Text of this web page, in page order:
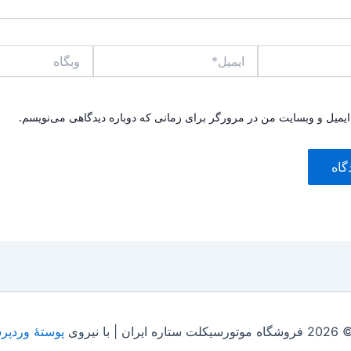
ایمیل و وبسایت من در مرورگر برای زمانی که دوباره دیدگاهی می‌نویسم.
پوستهٔ